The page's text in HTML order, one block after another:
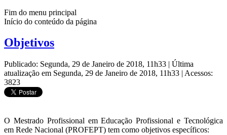
Fim do menu principal
Início do conteúdo da página
Objetivos
Publicado: Segunda, 29 de Janeiro de 2018, 11h33 | Última
atualização em Segunda, 29 de Janeiro de 2018, 11h33 | Acessos:
3823
O Mestrado Profissional em Educação Profissional e Tecnológica
em Rede Nacional (PROFEPT) tem como objetivos específicos: